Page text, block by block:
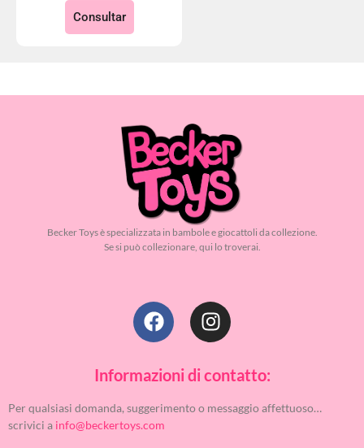
Consultar
Becker Toys è specializzata in bambole e giocattoli da collezione.
Se si può collezionare, qui lo troverai.
Informazioni di contatto:
Per qualsiasi domanda, suggerimento o messaggio affettuoso…
scrivici a info@beckertoys.com